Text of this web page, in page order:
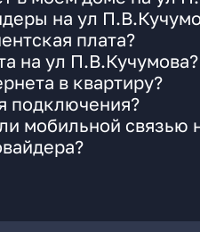
на ул
плата?
на ул П.В.Кучумова?
в квартиру?
подключения?
мобильной связью